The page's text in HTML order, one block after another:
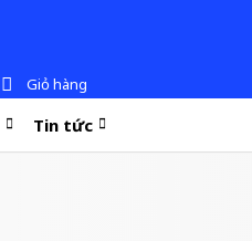
Giỏ hàng
Tin tức